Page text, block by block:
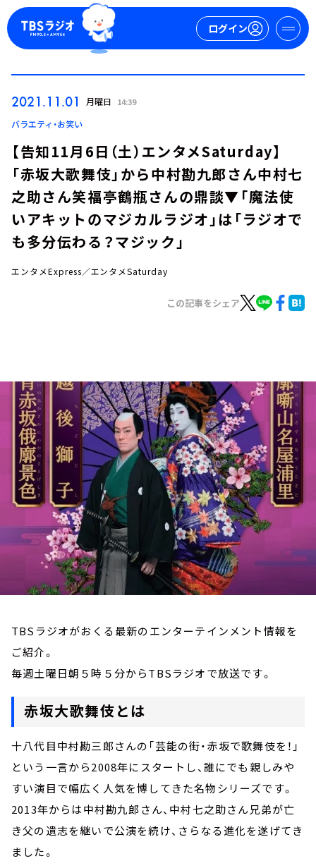
ログイン
ログイン
週間番組表
2021.11.01 月曜日 14:39
バラエティ・お笑い
【告知11月6日（土）エンタメSaturday】
「赤坂大歌舞伎」から中村勘九郎さん中村七
之助さん笑福亭鶴瓶さんの鼎談▼「魔法使
いアキットのマジカルラジオ」は「ラジオで
も多分伝わる？マジック」
エンタメExpress／エンタメSaturday
この記事をシェア
TBSラジオがおくる最新のエンターテインメント情報を
ご紹介。
毎週土曜日朝５時５分からTBSラジオで放送です。
赤坂大歌舞伎とは
十八代目中村勘三郎さんの「芸能の街・赤坂で歌舞伎を！」
という一言から2008年にスタートし、誰にでも親しみや
すい演目で幅広く人気を博してきた名物シリーズです。
2013年からは中村勘九郎さん、中村七之助さん兄弟が亡
き父の遺志を継いで公演を続け、さらなる進化を遂げてき
ました。